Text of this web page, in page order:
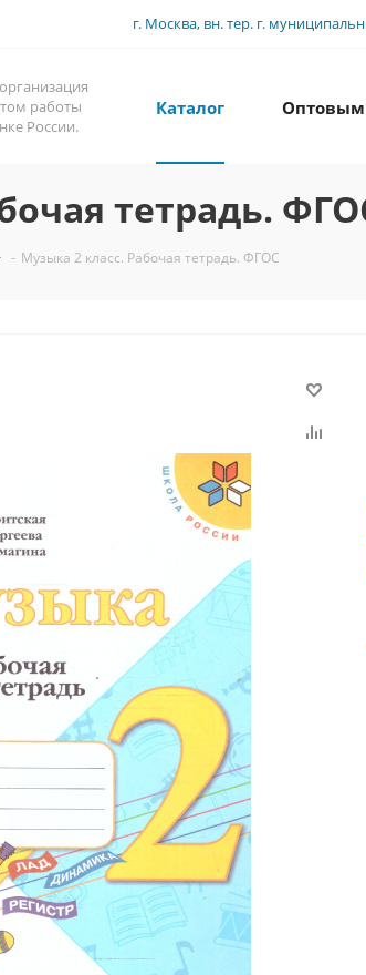
г. Москва, вн. тер. г.
работы
России.
Каталог Оптовым
тетрадь.
- Музыка 2 класс. Рабочая тетрадь. ФГОС